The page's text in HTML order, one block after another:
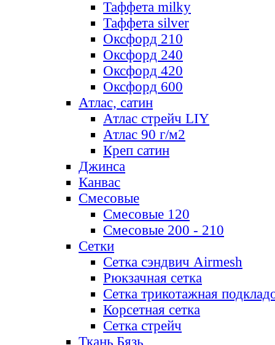
Таффета milky
Таффета silver
Оксфорд 210
Оксфорд 240
Оксфорд 420
Оксфорд 600
Атлас, сатин
Атлас стрейч LIY
Атлас 90 г/м2
Креп сатин
Джинса
Канвас
Смесовые
Смесовые 120
Смесовые 200 - 210
Сетки
Сетка сэндвич Airmesh
Рюкзачная сетка
Сетка трикотажная
Корсетная сетка
Сетка стрейч
Ткань Бязь